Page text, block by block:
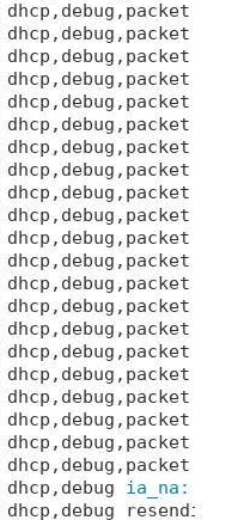
dhcp,debug,packet  ->
dhcp,debug,packet
dhcp,debug,packet
dhcp,debug,packet
dhcp,debug,packet
dhcp,debug,packet
dhcp,debug,packet
dhcp,debug,packet  ->
dhcp,debug,packet  ->
dhcp,debug,packet  ->
dhcp,debug,packet  ->
dhcp,debug,packet
dhcp,debug,packet
dhcp,debug,packet  ->
dhcp,debug,packet
dhcp,debug,packet
dhcp,debug,packet
dhcp,debug,packet   -
dhcp,debug,packet
dhcp,debug,packet
dhcp,debug,packet
dhcp,debug ia_na:
dhcp,debug resending..